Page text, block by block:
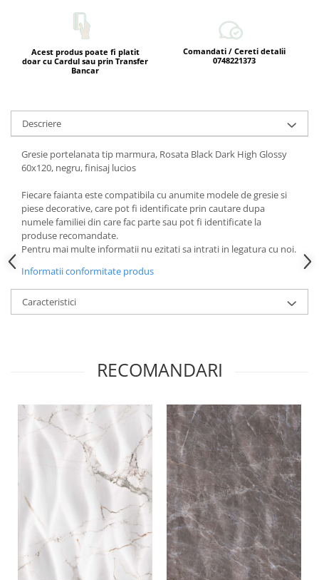
Acest produs poate fi platit
doar cu Cardul sau prin Transfer
Bancar
Comandati / Cereti detalii
0748221373
Descriere
Gresie portelanata tip marmura, Rosata Black Dark High Glossy
60x120, negru, finisaj lucios
Fiecare faianta este compatibila cu anumite modele de gresie si
piese decorative, care pot fi identificate prin cautare dupa
numele familiei din care fac parte sau pot fi identificate la
produse recomandate.
Pentru mai multe informatii nu ezitati sa intrati in legatura cu noi.
Informatii conformitate produs
Caracteristici
RECOMANDARI